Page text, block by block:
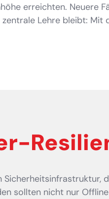
erreichten. Neuere
Lehre bleibt:
sollten nicht nur